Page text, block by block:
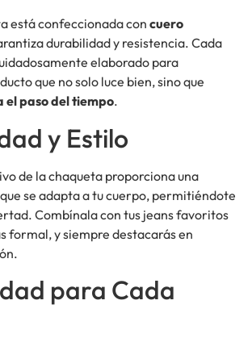
está confeccionada con cuero
durabilidad y resistencia. Cada
elaborado para
que no solo luce bien, sino que
el paso del tiempo.
y Estilo
de la chaqueta proporciona una
que se adapta a tu cuerpo, permitiéndote
Combínala con tus jeans favoritos
formal, y siempre destacarás en
para Cada